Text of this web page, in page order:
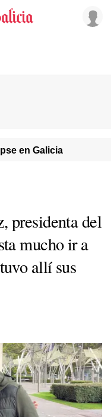
en Galicia
presidenta del
mucho ir a
allí sus